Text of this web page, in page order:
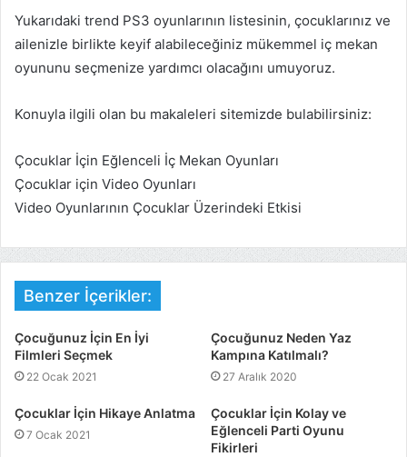
Yukarıdaki trend PS3 oyunlarının listesinin, çocuklarınız ve
ailenizle birlikte keyif alabileceğiniz mükemmel iç mekan
oyununu seçmenize yardımcı olacağını umuyoruz.
Konuyla ilgili olan bu makaleleri sitemizde bulabilirsiniz:
Çocuklar İçin Eğlenceli İç Mekan Oyunları
Çocuklar için Video Oyunları
Video Oyunlarının Çocuklar Üzerindeki Etkisi
Benzer İçerikler:
Çocuğunuz İçin En İyi
Filmleri Seçmek
22 Ocak 2021
Çocuğunuz Neden Yaz
Kampına Katılmalı?
27 Aralık 2020
Çocuklar İçin Hikaye Anlatma
7 Ocak 2021
Çocuklar İçin Kolay ve
Eğlenceli Parti Oyunu
Fikirleri